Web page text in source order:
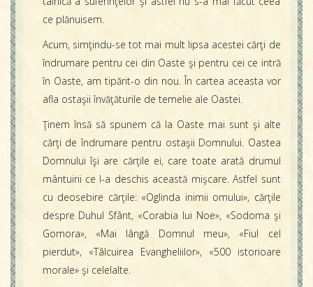
ce plănuisem.
Acum, simţindu-se tot mai mult lipsa acestei cărţi de
îndrumare pentru cei din Oaste şi pentru cei ce intră
în Oaste, am tipărit-o din nou. În cartea aceasta vor
afla ostaşii învăţăturile de temelie ale Oastei.
Ţinem însă să spunem că la Oaste mai sunt şi alte
cărţi de îndrumare pentru ostaşii Domnului. Oastea
Domnului îşi are cărţile ei, care toate arată drumul
mântuirii ce l-a deschis această mişcare. Astfel sunt
cu deosebire cărţile: «Oglinda inimii omului», cărţile
despre Duhul Sfânt, «Corabia lui Noe», «Sodoma şi
Gomora», «Mai lângă Domnul meu», «Fiul cel
pierdut», «Tâlcuirea Evangheliilor», «500 istorioare
morale» şi celelalte.